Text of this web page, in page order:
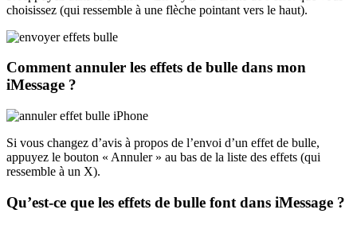
choisissez (qui ressemble à une flèche pointant vers le haut).
Comment annuler les effets de bulle dans mon
iMessage ?
Si vous changez d’avis à propos de l’envoi d’un effet de bulle,
appuyez le bouton « Annuler » au bas de la liste des effets (qui
ressemble à un X).
Qu’est-ce que les effets de bulle font dans iMessage ?